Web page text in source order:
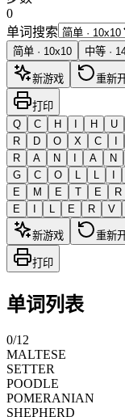
0
单词搜索
简单 · 10x10 中等 ·
新游戏 重新
打印
Q
C H I H U
R
D O X C I
R
A N I A N
G
C O L L I
E
M E T E R
E
I L E R V
新游戏 重新
打印
单词列表
0/12
MALTESE
SETTER
POODLE
POMERANIAN
SHEPHERD